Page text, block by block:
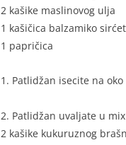
2 kašike maslinovog ulja
1 kašičica balzamiko
1 papričica
1. Patlidžan isecite na
2. Patlidžan uvaljate u
2 kašike kukuruznog